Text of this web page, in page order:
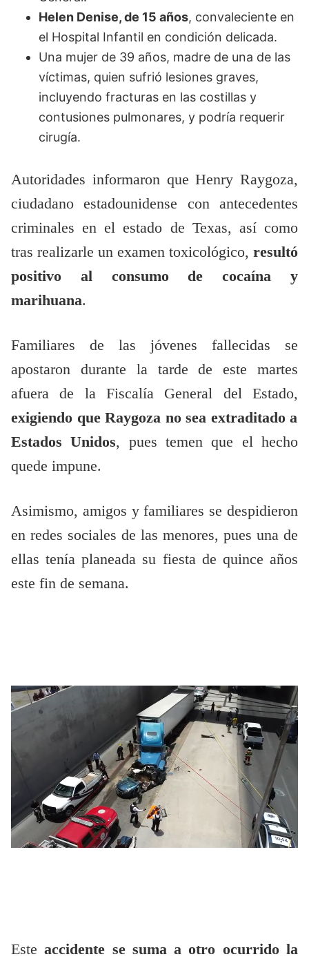
Helen Denise, de 15 años, convaleciente en
el Hospital Infantil en condición delicada.
Una mujer de 39 años, madre de una de las
víctimas, quien sufrió lesiones graves,
incluyendo fracturas en las costillas y
contusiones pulmonares, y podría requerir
cirugía.
Autoridades informaron que Henry Raygoza,
ciudadano estadounidense con antecedentes
criminales en el estado de Texas, así como
tras realizarle un examen toxicológico, resultó
positivo al consumo de cocaína y
marihuana.
Familiares de las jóvenes fallecidas se
apostaron durante la tarde de este martes
afuera de la Fiscalía General del Estado,
exigiendo que Raygoza no sea extraditado a
Estados Unidos, pues temen que el hecho
quede impune.
Asimismo, amigos y familiares se despidieron
en redes sociales de las menores, pues una de
ellas tenía planeada su fiesta de quince años
este fin de semana.
Esteaccidente se suma a otro ocurrido la